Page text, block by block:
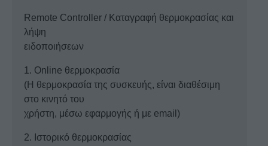
Remote Controller / Καταγραφή θερμοκρασίας και
λήψη
ειδοποιήσεων
1. Online θερμοκρασία
(Η θερμοκρασία της συσκευής, είναι διαθέσιμη
στο κινητό του
χρήστη, μέσω εφαρμογής ή με email)
2. Ιστορικό θερμοκρασίας